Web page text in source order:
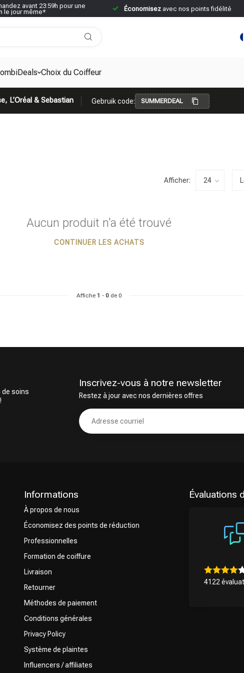
avant 23:59h pour une
le jour même*
Économisezavec nos points fidélité
Choix du Coiffeur
L’Oréal & Sebastian Gebruik code: SUMMERDEAL
Produits de coiffage Coloration des cheveux
Choix du Coiffeur
Afficher:
Aucun produit n'a été trouvé
CONTINUER LES ACHATS
Affiche 1 - 0de 0
de soins
Inscrivez-vous à notre newsletter
Restez à jour avec nos dernières offres
Informations
À propos de nous
Économisez des points de réduction
Professionnelles
Formation de coiffure
Livraison
Retourner
Méthodes de paiement
Conditions générales
Privacy Policy
Système de plaintes
Influencers / affiliates
Évaluations
4122